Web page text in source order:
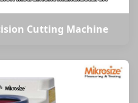
Cutting Machine